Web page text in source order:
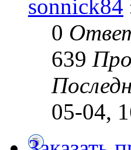
sonnick84
0
639
05-04,